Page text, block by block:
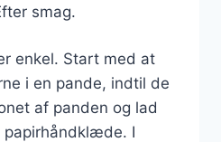
smag.
enkel. Start med at
i en pande, indtil de
af panden og lad
I